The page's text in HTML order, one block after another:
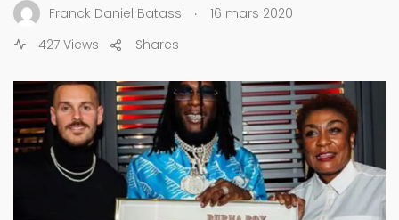
Franck Daniel Batassi .
16 mars 2020
427 Views
Shares